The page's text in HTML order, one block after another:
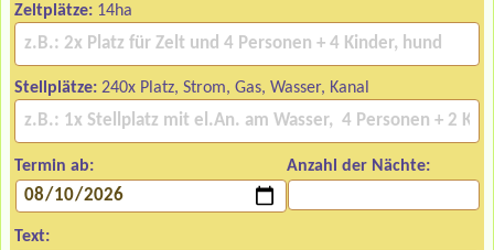
Zeltplätze: 14ha
Stellplätze: 240x Platz, Strom, Gas, Wasser, Kanal
Termin ab: Anzahl der Nächte:
Text: